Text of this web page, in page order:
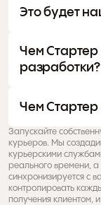
Это будет
Чем Стартер
разработки?
Чем Стартер
Запускайте
курьеров. Мы
курьерскими
реального времени, а
синхронизируется с
контролировать
получения клиентом,